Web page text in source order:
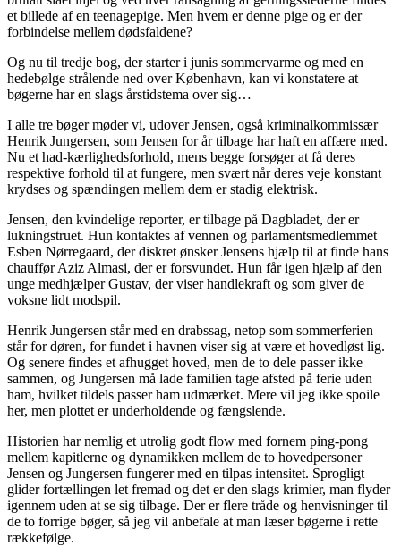
et billede af en teenagepige. Men hvem er denne pige og er der
forbindelse mellem dødsfaldene?
Og nu til tredje bog, der starter i junis sommervarme og med en
hedebølge strålende ned over København, kan vi konstatere at
bøgerne har en slags årstidstema over sig…
I alle tre bøger møder vi, udover Jensen, også kriminalkommissær
Henrik Jungersen, som Jensen for år tilbage har haft en affære med.
Nu et had-kærlighedsforhold, mens begge forsøger at få deres
respektive forhold til at fungere, men svært når deres veje konstant
krydses og spændingen mellem dem er stadig elektrisk.
Jensen, den kvindelige reporter, er tilbage på Dagbladet, der er
lukningstruet. Hun kontaktes af vennen og parlamentsmedlemmet
Esben Nørregaard, der diskret ønsker Jensens hjælp til at finde hans
chauffør Aziz Almasi, der er forsvundet. Hun får igen hjælp af den
unge medhjælper Gustav, der viser handlekraft og som giver de
voksne lidt modspil.
Henrik Jungersen står med en drabssag, netop som sommerferien
står for døren, for fundet i havnen viser sig at være et hovedløst lig.
Og senere findes et afhugget hoved, men de to dele passer ikke
sammen, og Jungersen må lade familien tage afsted på ferie uden
ham, hvilket tildels passer ham udmærket. Mere vil jeg ikke spoile
her, men plottet er underholdende og fængslende.
Historien har nemlig et utrolig godt flow med fornem ping-pong
mellem kapitlerne og dynamikken mellem de to hovedpersoner
Jensen og Jungersen fungerer med en tilpas intensitet. Sprogligt
glider fortællingen let fremad og det er den slags krimier, man flyder
igennem uden at se sig tilbage. Der er flere tråde og henvisninger til
de to forrige bøger, så jeg vil anbefale at man læser bøgerne i rette
rækkefølge.